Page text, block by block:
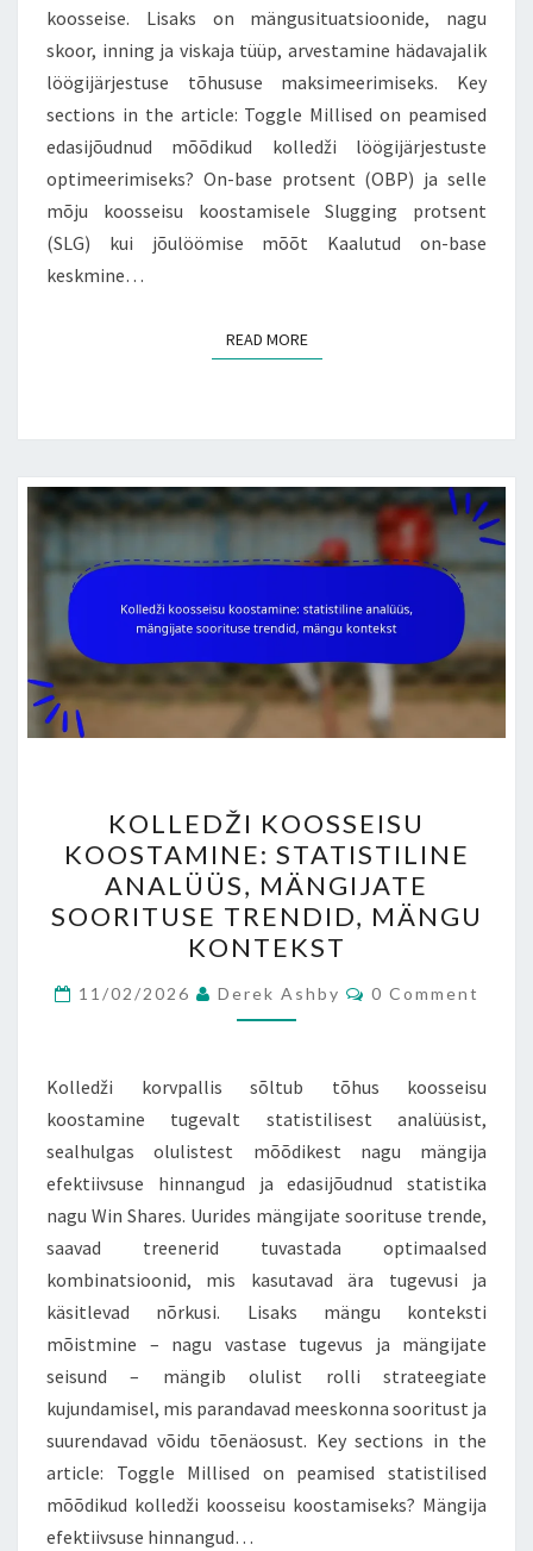
koosseise. Lisaks on mängusituatsioonide, nagu
skoor, inning ja viskaja tüüp, arvestamine hädavajalik
löögijärjestuse tõhususe maksimeerimiseks. Key
sections in the article: Toggle Millised on peamised
edasijõudnud mõõdikud kolledži löögijärjestuste
optimeerimiseks? On-base protsent (OBP) ja selle
mõju koosseisu koostamisele Slugging protsent
(SLG) kui jõulöömise mõõt Kaalutud on-base
keskmine…
READ MOREREAD MORE
KOOSSEISU
KOOSTAMINE:
STATISTILINE
ANALÜÜS,
MÄNGIJATE
SOORITUSE
TRENDID,
KONTEKST
KOLLEDŽI KOOSSEISU
KOOSTAMINE: STATISTILINE
ANALÜÜS, MÄNGIJATE
SOORITUSE TRENDID, MÄNGU
KONTEKST
11/02/2026 Derek Ashby Comments
0 Comment
Kolledži korvpallis sõltub tõhus koosseisu
koostamine tugevalt statistilisest analüüsist,
sealhulgas olulistest mõõdikest nagu mängija
efektiivsuse hinnangud ja edasijõudnud statistika
nagu Win Shares. Uurides mängijate soorituse trende,
saavad treenerid tuvastada optimaalsed
kombinatsioonid, mis kasutavad ära tugevusi ja
käsitlevad nõrkusi. Lisaks mängu konteksti
mõistmine – nagu vastase tugevus ja mängijate
seisund – mängib olulist rolli strateegiate
kujundamisel, mis parandavad meeskonna sooritust ja
suurendavad võidu tõenäosust. Key sections in the
article: Toggle Millised on peamised statistilised
mõõdikud kolledži koosseisu koostamiseks? Mängija
efektiivsuse hinnangud…